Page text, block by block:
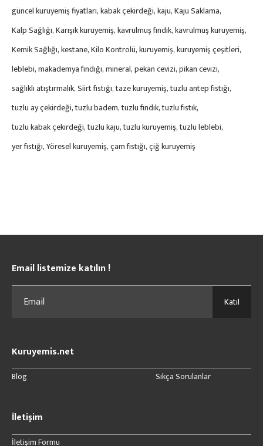
güncel kuruyemiş fiyatları kabak çekirdeği kaju Kaju Saklama
Kalp Sağlığı Karışık kuruyemiş kavrulmuş fındık kavrulmuş kuruyemiş
Kemik Sağlığı kestane Kilo Kontrolü kuruyemiş kuruyemiş çeşitleri
leblebi makademya fındığı mineral pekan cevizi pikan cevizi
sağlıklı atıştırmalık Siirt fıstığı taze kuruyemiş tuzlu antep fıstığı
tuzlu ay çekirdeği tuzlu badem tuzlu fındık tuzlu fıstık
tuzlu kabak çekirdeği tuzlu kaju tuzlu kuruyemiş tuzlu leblebi
yer fıstığı Yöresel kuruyemiş çam fıstığı çiğ kuruyemiş
Email listemize katılın !
Katıl
Kuruyemis.net
Blog Sıkça Sorulanlar
İletişim
İletişim Formu